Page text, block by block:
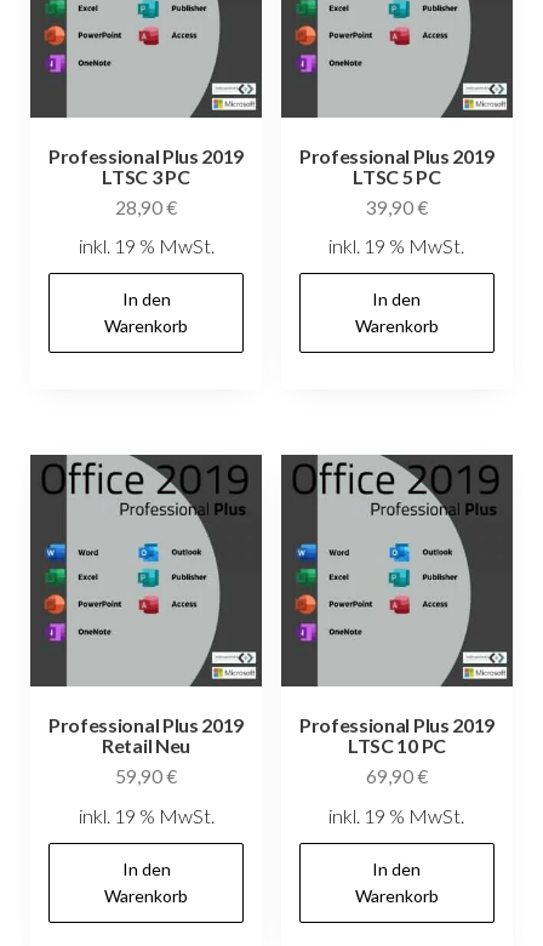
Professional Plus 2019
LTSC 3 PC
28,90€
inkl. 19 % MwSt.
In den
Warenkorb
Professional Plus 2019
LTSC 5 PC
39,90€
inkl. 19 % MwSt.
In den
Warenkorb
Professional Plus 2019
Retail Neu
59,90€
inkl. 19 % MwSt.
In den
Warenkorb
Professional Plus 2019
LTSC 10 PC
69,90€
inkl. 19 % MwSt.
In den
Warenkorb